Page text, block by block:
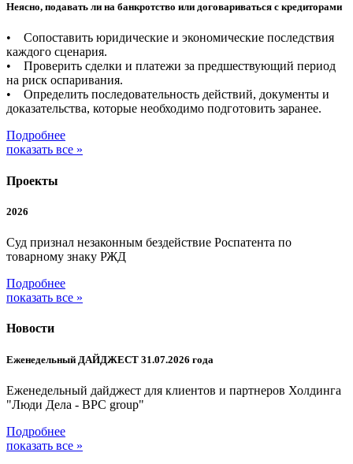
Неясно, подавать ли на банкротство или договариваться с кредиторами
• Сопоставить юридические и экономические последствия
каждого сценария.
• Проверить сделки и платежи за предшествующий период
на риск оспаривания.
• Определить последовательность действий, документы и
доказательства, которые необходимо подготовить заранее.
Подробнее
показать все »
Проекты
2026
Суд признал незаконным бездействие Роспатента по
товарному знаку РЖД
Подробнее
показать все »
Новости
Еженедельный ДАЙДЖЕСТ 31.07.2026 года
Еженедельный дайджест для клиентов и партнеров Холдинга
"Люди Дела - BPC group"
Подробнее
показать все »